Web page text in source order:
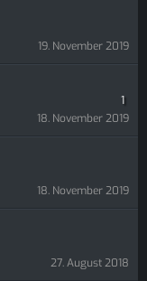
19. November 2019
1
18. November 2019
18. November 2019
27. August 2018